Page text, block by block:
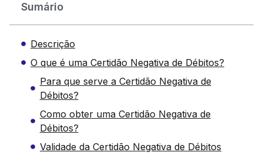
Sumário
Descrição
O que é uma Certidão Negativa de Débitos?
Para que serve a Certidão Negativa de
Débitos?
Como obter uma Certidão Negativa de
Débitos?
Validade da Certidão Negativa de Débitos